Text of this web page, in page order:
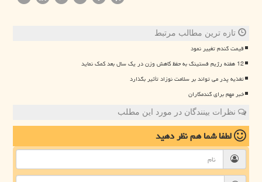
تازه ترین مطالب مرتبط
قیمت گندم تغییر نمود
12 هفته رژیم فستینگ به حفظ کاهش وزن در یک سال بعد کمک نماید
تغذیه پدر می تواند بر سلامت نوزاد تأثیر بگذارد
خبر مهم برای گندمکاران
نظرات بینندگان در مورد این مطلب
لطفا شما همنظر دهید